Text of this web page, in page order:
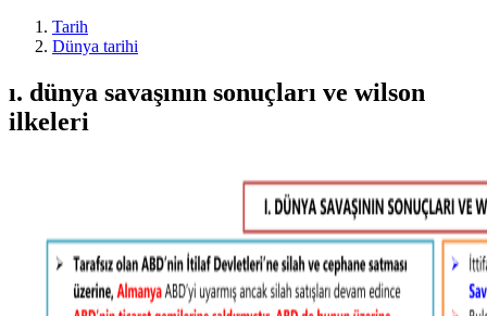
Tarih
Dünya tarihi
ı. dünya savaşının sonuçları ve wilson
ilkeleri